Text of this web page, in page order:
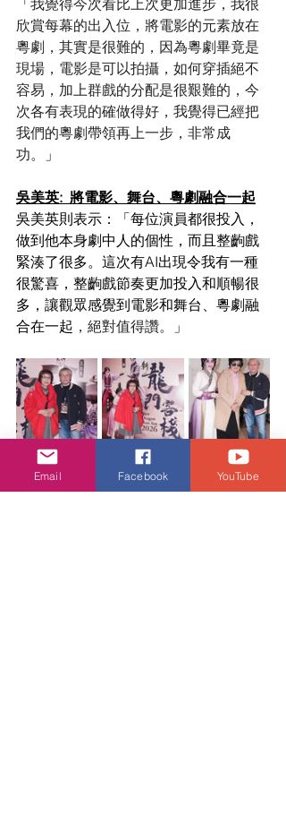
「我覺得今次看比上次更加進步，我很
欣賞每幕的出入位，將電影的元素放在
粵劇，其實是很難的，因為粵劇畢竟是
現場，電影是可以拍攝，如何穿插絕不
容易，加上群戲的分配是很艱難的，今
次各有表現的確做得好，我覺得已經把
我們的粵劇帶領再上一步，非常成
功。
」
吳美英:  將電影、舞台、粵劇融合一起
吳美英則表示：「每位演員都很投入，
做到他本身劇中人的個性，而且整齣戲
緊湊了很多。這次有AI出現令我有一種
很驚喜，整齣戲節奏更加投入和順暢很
多，讓觀眾感覺到電影和舞台、粵劇融
合在一起 ，絕對值得讚。 」
Email Facebook YouTube